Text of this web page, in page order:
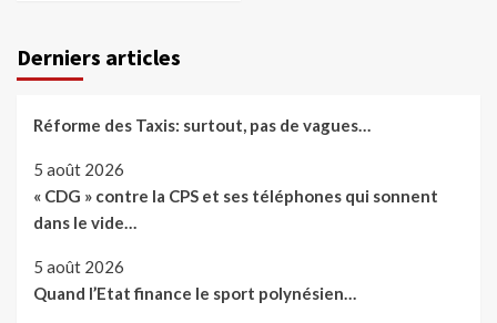
Derniers articles
Réforme des Taxis: surtout, pas de vagues…
5 août 2026
« CDG » contre la CPS et ses téléphones qui sonnent
dans le vide…
5 août 2026
Quand l’Etat finance le sport polynésien…